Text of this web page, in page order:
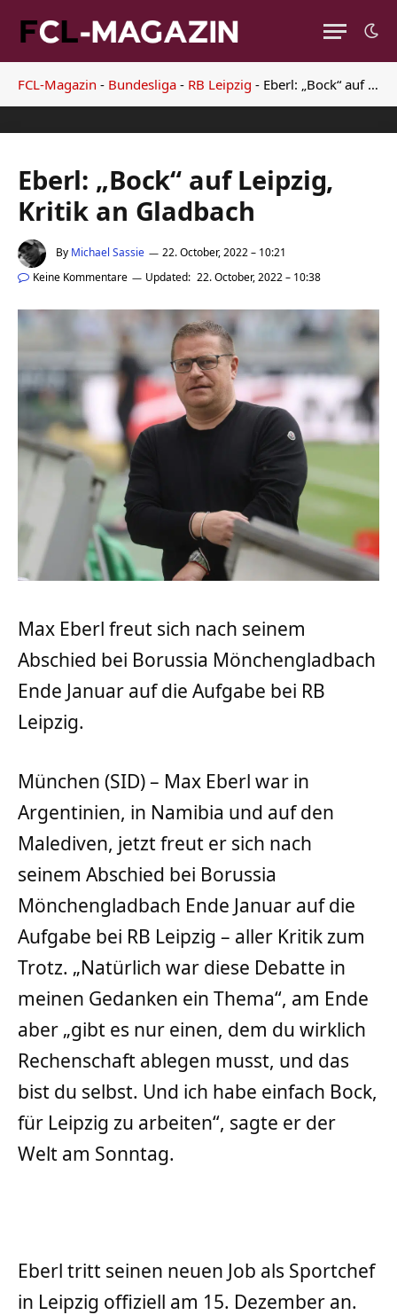
FCL-Magazin - Bundesliga - RB Leipzig - Eberl: „Bock“ auf Leipzig, Kritik an Gladbach
Eberl: „Bock“ auf Leipzig,
Kritik an Gladbach
By Michael Sassie
22. October, 2022 – 10:21
Keine Kommentare
Updated: 22. October, 2022 – 10:38
Max Eberl freut sich nach seinem
Abschied bei Borussia Mönchengladbach
Ende Januar auf die Aufgabe bei RB
Leipzig.
München (SID) – Max Eberl war in
Argentinien, in Namibia und auf den
Malediven, jetzt freut er sich nach
seinem Abschied bei Borussia
Mönchengladbach Ende Januar auf die
Aufgabe bei RB Leipzig – aller Kritik zum
Trotz. „Natürlich war diese Debatte in
meinen Gedanken ein Thema“, am Ende
aber „gibt es nur einen, dem du wirklich
Rechenschaft ablegen musst, und das
bist du selbst. Und ich habe einfach Bock,
für Leipzig zu arbeiten“, sagte er der
Welt am Sonntag.
Eberl tritt seinen neuen Job als Sportchef
in Leipzig offiziell am 15. Dezember an.